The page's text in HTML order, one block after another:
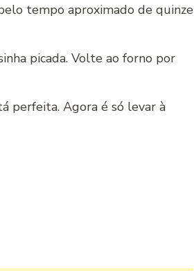
tempo aproximado de quinze
picada. Volte ao forno por
perfeita. Agora é só levar à